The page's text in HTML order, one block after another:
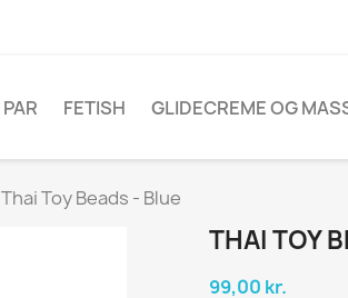
PAR FETISH GLIDECREME OG
Thai Toy Beads - Blue
THAI TOY
99,00 kr.